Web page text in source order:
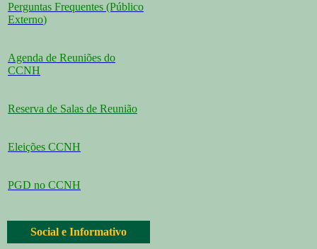
Perguntas Frequentes (Público
Externo)
Agenda de Reuniões do
CCNH
Reserva de Salas de Reunião
Eleições CCNH
PGD no CCNH
Social e Informativo